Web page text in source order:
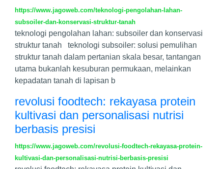
https://www.jagoweb.com/teknologi-pengolahan-lahan-
subsoiler-dan-konservasi-struktur-tanah
teknologi pengolahan lahan: subsoiler dan konservasi
struktur tanah teknologi subsoiler: solusi pemulihan
struktur tanah dalam pertanian skala besar, tantangan
utama bukanlah kesuburan permukaan, melainkan
kepadatan tanah di lapisan b
revolusi foodtech: rekayasa protein
kultivasi dan personalisasi nutrisi
berbasis presisi
https://www.jagoweb.com/revolusi-foodtech-rekayasa-protein-
kultivasi-dan-personalisasi-nutrisi-berbasis-presisi